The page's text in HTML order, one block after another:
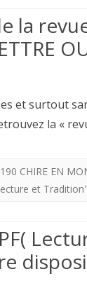
la
et surtout
la «
CHIRE EN
et Tradition"